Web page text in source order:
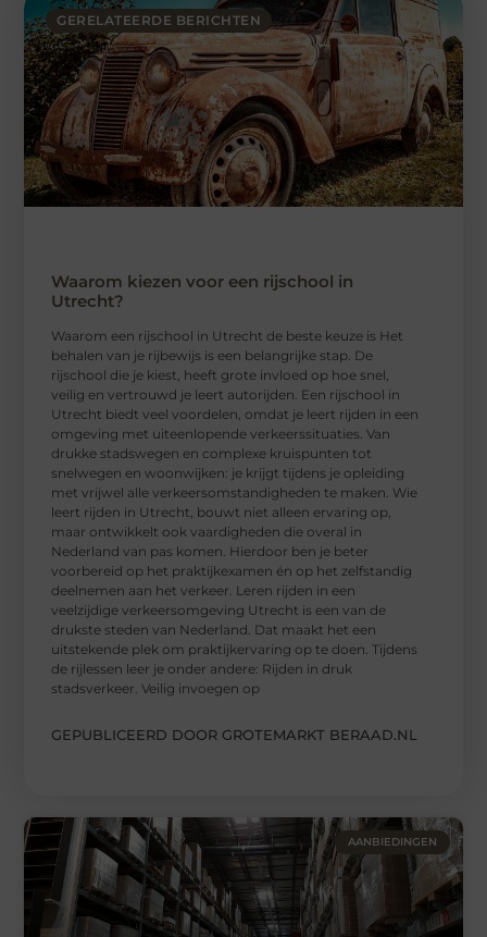
GERELATEERDE BERICHTEN
Waarom kiezen voor een rijschool in
Utrecht?
Waarom een ​​rijschool in Utrecht de beste keuze is Het
behalen van je rijbewijs is een belangrijke stap. De
rijschool die je kiest, heeft grote invloed op hoe snel,
veilig en vertrouwd je leert autorijden. Een rijschool in
Utrecht biedt veel voordelen, omdat je leert rijden in een
omgeving met uiteenlopende verkeerssituaties. Van
drukke stadswegen en complexe kruispunten tot
snelwegen en woonwijken: je krijgt tijdens je opleiding
met vrijwel alle verkeersomstandigheden te maken. Wie
leert rijden in Utrecht, bouwt niet alleen ervaring op,
maar ontwikkelt ook vaardigheden die overal in
Nederland van pas komen. Hierdoor ben je beter
voorbereid op het praktijkexamen én op het zelfstandig
deelnemen aan het verkeer. Leren rijden in een
veelzijdige verkeersomgeving Utrecht is een van de
drukste steden van Nederland. Dat maakt het een
uitstekende plek om praktijkervaring op te doen. Tijdens
de rijlessen leer je onder andere: Rijden in druk
stadsverkeer. Veilig invoegen op
GEPUBLICEERD DOOR GROTEMARKT BERAAD.NL
AANBIEDINGEN